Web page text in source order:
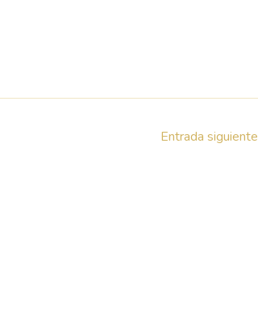
Entrada siguiente